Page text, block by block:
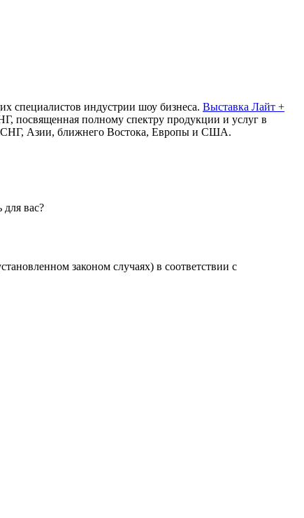
специалистов индустрии шоу бизнеса. Выставка Лайт +
посвященная полному спектру продукции и услуг в
СНГ, Азии, ближнего Востока, Европы и США.
вас?
законом случаях) в соответствии с